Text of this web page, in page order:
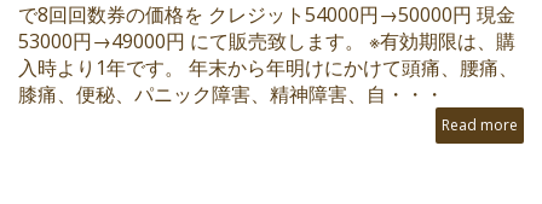
で8回回数券の価格を クレジット54000円→50000円 現金
53000円→49000円 にて販売致します。 ※有効期限は、購
入時より1年です。 年末から年明けにかけて頭痛、腰痛、
膝痛、便秘、パニック障害、精神障害、自・・・
Read more